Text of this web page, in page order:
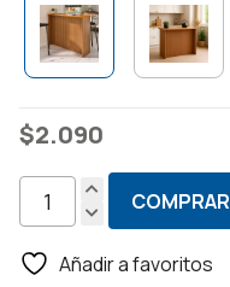
$2.090
Barra
Desayunador
COMPRAR
Añadir a favoritos